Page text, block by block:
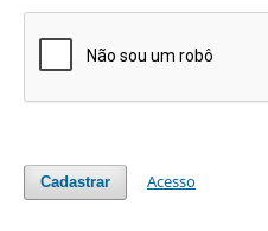
Cadastrar Acesso